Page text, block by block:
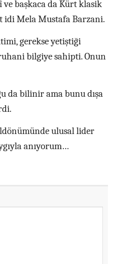
ve başkaca da Kürt klasik
idi Mela Mustafa Barzani.
gerekse yetiştiği
bilgiye sahipti. Onun
da bilinir ama bunu dışa
ulusal lider
anıyorum…